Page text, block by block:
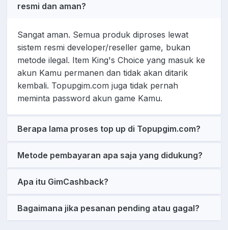
resmi dan aman?
Sangat aman. Semua produk diproses lewat
sistem resmi developer/reseller game, bukan
metode ilegal. Item King's Choice yang masuk ke
akun Kamu permanen dan tidak akan ditarik
kembali. Topupgim.com juga tidak pernah
meminta password akun game Kamu.
Berapa lama proses top up di Topupgim.com?
Metode pembayaran apa saja yang didukung?
Apa itu GimCashback?
Bagaimana jika pesanan pending atau gagal?